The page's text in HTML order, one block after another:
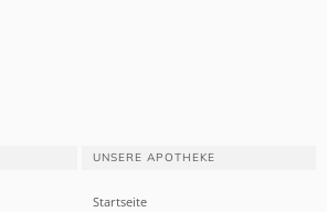
UNSERE APOTHEKE
Startseite